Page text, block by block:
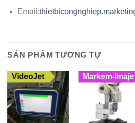
Email:
SẢN PHẨM TƯƠNG TỰ
VideoJet Markem-Imaje